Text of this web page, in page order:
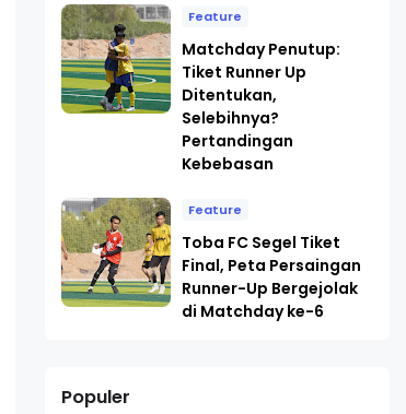
Feature
Matchday Penutup:
Tiket Runner Up
Ditentukan,
Selebihnya?
Pertandingan
Kebebasan
Feature
Toba FC Segel Tiket
Final, Peta Persaingan
Runner-Up Bergejolak
di Matchday ke-6
Populer